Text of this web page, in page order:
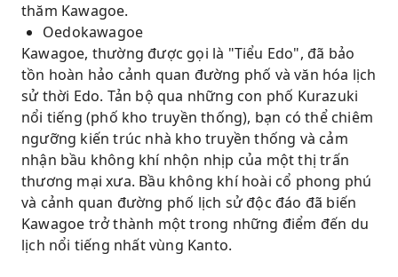
thăm Kawagoe.
Oedokawagoe
Kawagoe, thường được gọi là "Tiểu Edo", đã bảo
tồn hoàn hảo cảnh quan đường phố và văn hóa lịch
sử thời Edo. Tản bộ qua những con phố Kurazuki
nổi tiếng (phố kho truyền thống), bạn có thể chiêm
ngưỡng kiến ​​trúc nhà kho truyền thống và cảm
nhận bầu không khí nhộn nhịp của một thị trấn
thương mại xưa. Bầu không khí hoài cổ phong phú
và cảnh quan đường phố lịch sử độc đáo đã biến
Kawagoe trở thành một trong những điểm đến du
lịch nổi tiếng nhất vùng Kanto.